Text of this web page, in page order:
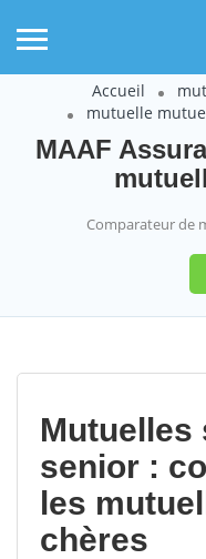
Accueil
mutuelle
MAAF
Comparateur de
Mutuelles
senior :
les
chères